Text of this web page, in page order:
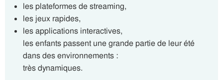
les plateformes de streaming,
les jeux rapides,
les applications interactives,
les enfants passent une grande partie de leur été
dans des environnements :
très dynamiques.